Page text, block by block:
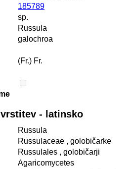
185789
sp.
Russula
galochroa
(Fr.) Fr.
- latinsko
Russula
Russulaceae , golobičarke
Russulales , golobičarji
Agaricomycetes